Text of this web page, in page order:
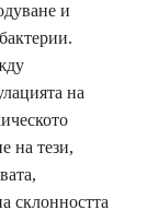
и
на
на тези,
склонността